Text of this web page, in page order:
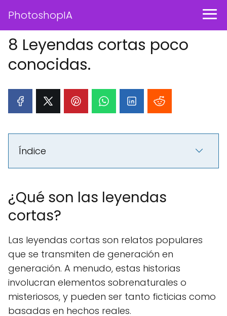
PhotoshopIA
8 Leyendas cortas poco
conocidas.
Índice
¿Qué son las leyendas
cortas?
Las leyendas cortas son relatos populares
que se transmiten de generación en
generación. A menudo, estas historias
involucran elementos sobrenaturales o
misteriosos, y pueden ser tanto ficticias como
basadas en hechos reales.